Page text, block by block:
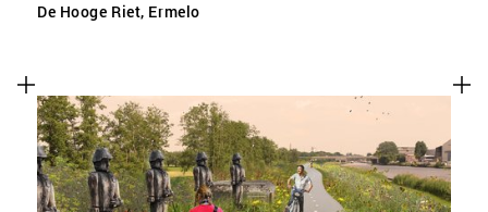
De Hooge Riet, Ermelo